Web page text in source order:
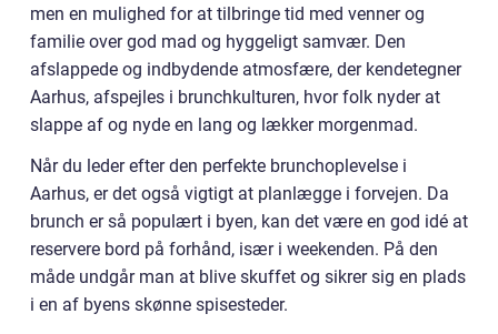
men en mulighed for at tilbringe tid med venner og
familie over god mad og hyggeligt samvær. Den
afslappede og indbydende atmosfære, der kendetegner
Aarhus, afspejles i brunchkulturen, hvor folk nyder at
slappe af og nyde en lang og lækker morgenmad.
Når du leder efter den perfekte brunchoplevelse i
Aarhus, er det også vigtigt at planlægge i forvejen. Da
brunch er så populært i byen, kan det være en god idé at
reservere bord på forhånd, især i weekenden. På den
måde undgår man at blive skuffet og sikrer sig en plads
i en af byens skønne spisesteder.